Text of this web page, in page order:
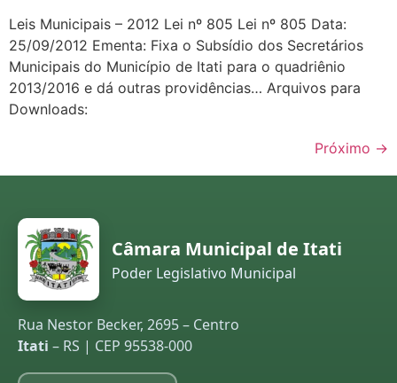
Leis Municipais – 2012 Lei nº 805 Lei nº 805 Data:
25/09/2012 Ementa: Fixa o Subsídio dos Secretários
Municipais do Município de Itati para o quadriênio
2013/2016 e dá outras providências… Arquivos para
Downloads:
Próximo →
Câmara Municipal de Itati
Poder Legislativo Municipal
Rua Nestor Becker, 2695 – Centro
Itati – RS | CEP 95538-000